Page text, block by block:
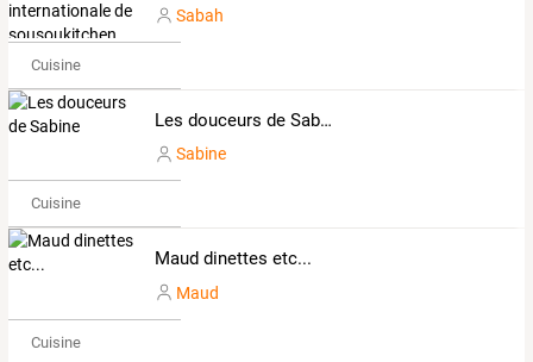
Sabah
Cuisine
Les douceurs de Sabine
Sabine
Cuisine
Maud dinettes etc...
Maud
Cuisine